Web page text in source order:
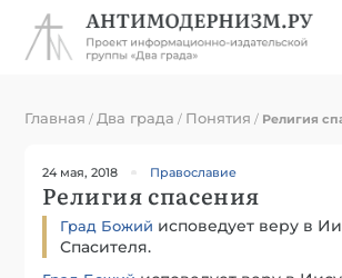
Главная / Два града / Понятия / Религия
24 мая, 2018 Православие
Религия спасения
Град Божий исповедует веру в
Спасителя.